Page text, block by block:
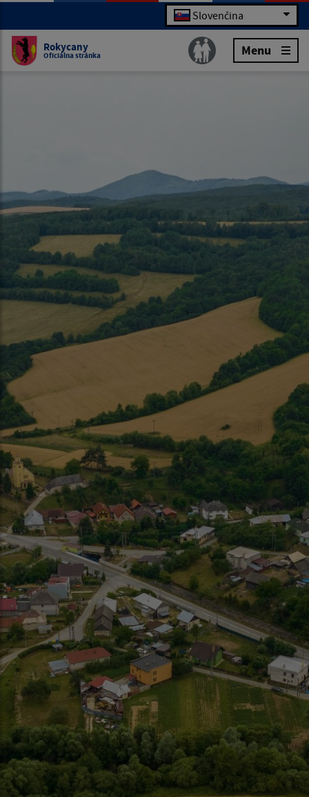
Slovenčina
Rokycany
Oficiálna stránka Menu